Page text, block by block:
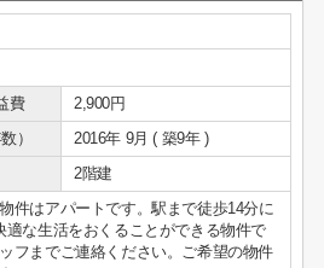
費
2,900円
）
2016年 9月 ( 築9年 )
2階建
件はアパートです。駅まで徒歩14分に
な生活をおくることができる物件で
フまでご連絡ください。ご希望の物件